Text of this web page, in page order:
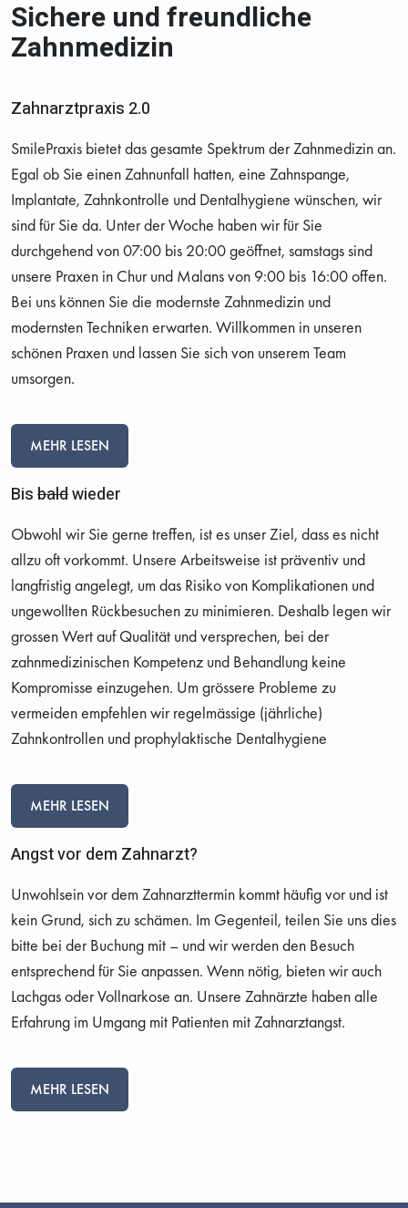
Sichere und freundliche
Zahnmedizin
Zahnarztpraxis 2.0
SmilePraxis bietet das gesamte Spektrum der Zahnmedizin an.
Egal ob Sie einen Zahnunfall hatten, eine Zahnspange,
Implantate, Zahnkontrolle und Dentalhygiene wünschen, wir
sind für Sie da. Unter der Woche haben wir für Sie
durchgehend von 07:00 bis 20:00 geöffnet, samstags sind
unsere Praxen in Chur und Malans von 9:00 bis 16:00 offen.
Bei uns können Sie die modernste Zahnmedizin und
modernsten Techniken erwarten. Willkommen in unseren
schönen Praxen und lassen Sie sich von unserem Team
umsorgen.
MEHR LESEN
Bisbaldwieder
Obwohl wir Sie gerne treffen, ist es unser Ziel, dass es nicht
allzu oft vorkommt. Unsere Arbeitsweise ist präventiv und
langfristig angelegt, um das Risiko von Komplikationen und
ungewollten Rückbesuchen zu minimieren. Deshalb legen wir
grossen Wert auf Qualität und versprechen, bei der
zahnmedizinischen Kompetenz und Behandlung keine
Kompromisse einzugehen. Um grössere Probleme zu
vermeiden empfehlen wir regelmässige (jährliche)
Zahnkontrollen und prophylaktische Dentalhygiene
MEHR LESEN
Angst vor dem Zahnarzt?
Unwohlsein vor dem Zahnarzttermin kommt häufig vor und ist
kein Grund, sich zu schämen. Im Gegenteil, teilen Sie uns dies
bitte bei der Buchung mit – und wir werden den Besuch
entsprechend für Sie anpassen. Wenn nötig, bieten wir auch
Lachgas oder Vollnarkose an. Unsere Zahnärzte haben alle
Erfahrung im Umgang mit Patienten mit Zahnarztangst.
MEHR LESEN